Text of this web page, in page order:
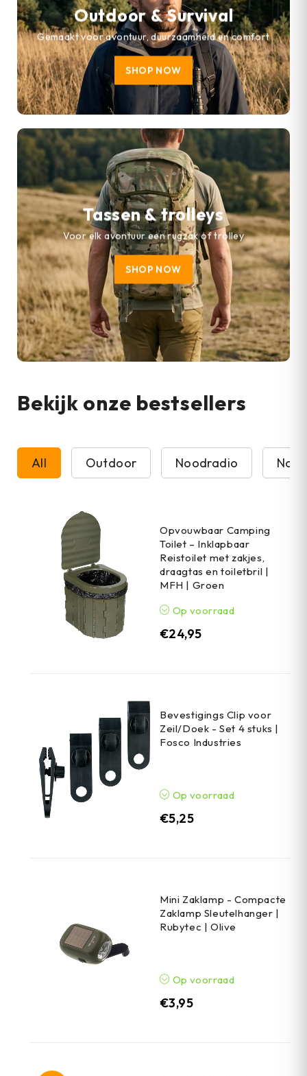
Outdoor & Survival
Gemaakt voor avontuur, duurzaamheid en comfort
SHOP NOW
Tassen & trolleys
Voor elk avontuur een rugzak of trolley
SHOP NOW
Bekijk onze bestsellers
All Outdoor Noodradio
Opvouwbaar Camping
Toilet – Inklapbaar
Reistoilet met zakjes,
draagtas en toiletbril |
MFH | Groen
Op voorraad
€24,95
Bevestigings Clip voor
Zeil/Doek - Set 4 stuks |
Fosco Industries
Op voorraad
€5,25
Mini Zaklamp - Compacte
Zaklamp Sleutelhanger |
Rubytec | Olive
Op voorraad
€3,95